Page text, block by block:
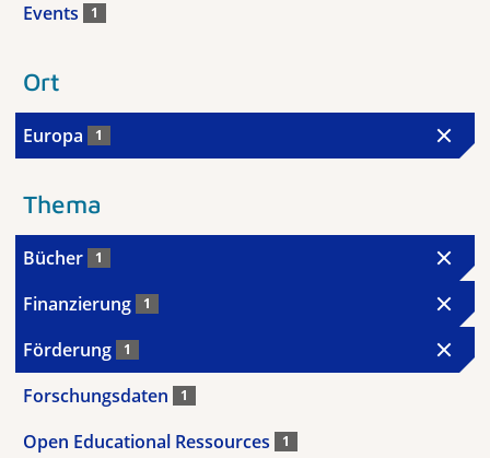
Events 1
Ort
Europa 1
Thema
Bücher 1
Finanzierung 1
Förderung 1
Forschungsdaten 1
Open Educational Ressources 1